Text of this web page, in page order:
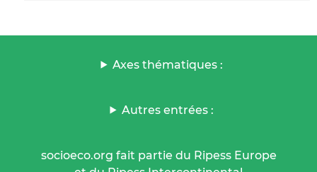
Axes thématiques :
Autres entrées :
socioeco.org fait partie du Ripess Europe